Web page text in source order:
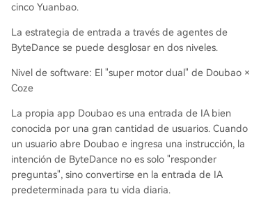
cinco Yuanbao.
La estrategia de entrada a través de agentes de
ByteDance se puede desglosar en dos niveles.
Nivel de software: El "super motor dual" de Doubao ×
Coze
La propia app Doubao es una entrada de IA bien
conocida por una gran cantidad de usuarios. Cuando
un usuario abre Doubao e ingresa una instrucción, la
intención de ByteDance no es solo "responder
preguntas", sino convertirse en la entrada de IA
predeterminada para tu vida diaria.